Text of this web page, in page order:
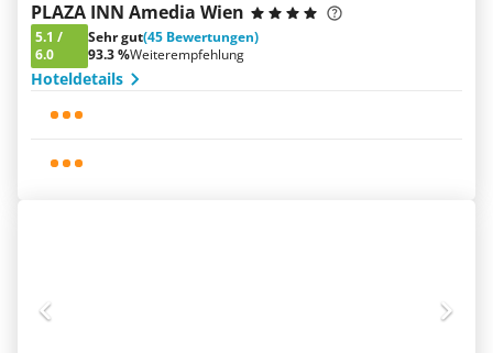
PLAZA INN Amedia Wien
5.1 /
6.0
Sehr gut(45 Bewertungen)
93.3 %Weiterempfehlung
Hoteldetails